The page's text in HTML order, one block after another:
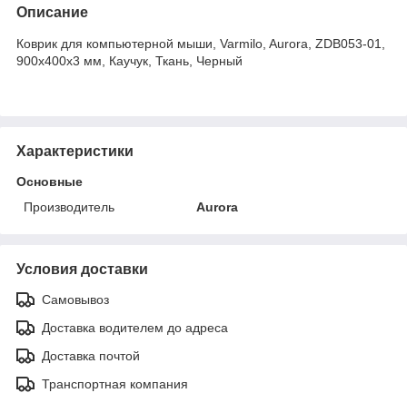
Описание
Коврик для компьютерной мыши, Varmilo, Aurora, ZDB053-01,
900х400х3 мм, Каучук, Ткань, Черный
Характеристики
Основные
Производитель
Aurora
Условия доставки
Самовывоз
Доставка водителем до адреса
Доставка почтой
Транспортная компания